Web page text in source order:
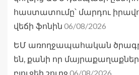
հաստատումը՝ մարդու
վեճի ֆոնին 06/08/2026
ԵՄ առողջապահական
են, քանի որ
06/08/2026